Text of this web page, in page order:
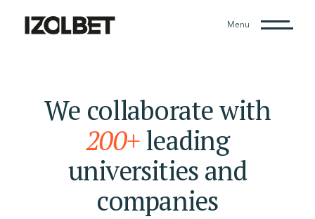
Menu
We collaborate with
200+leading
universities and
companies